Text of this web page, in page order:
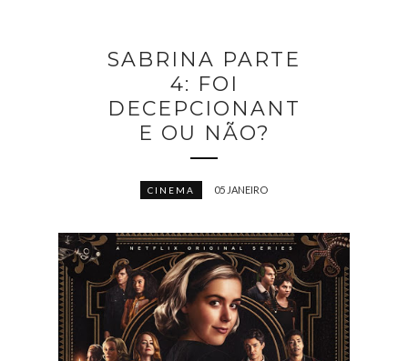
SABRINA PARTE
4: FOI
DECEPCIONANT
E OU NÃO?
CINEMA 05 JANEIRO